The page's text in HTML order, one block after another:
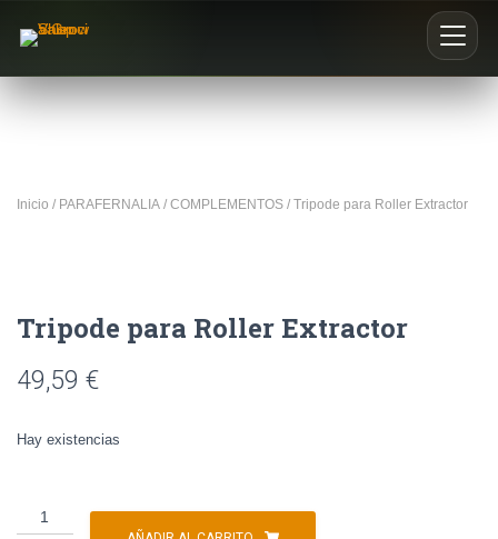
Inicio / PARAFERNALIA / COMPLEMENTOS / Tripode para Roller Extractor
Tripode para Roller Extractor
49,59 €
Hay existencias